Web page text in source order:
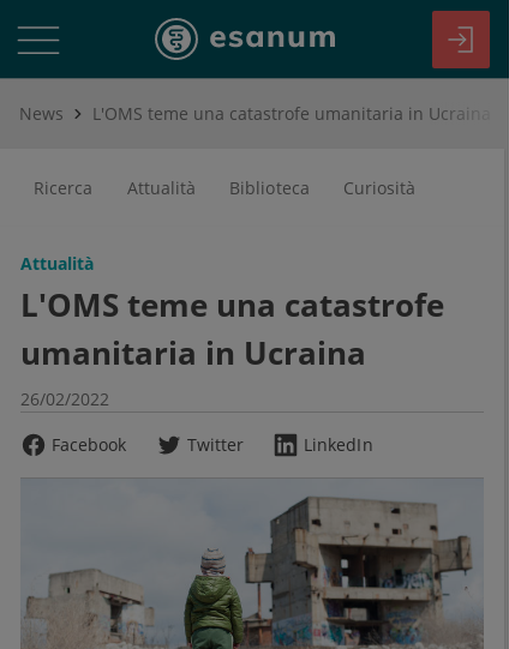
News L'OMS teme una catastrofe umanitaria in Ucraina
Ricerca Attualità Biblioteca Curiosità
Attualità
L'OMS teme una catastrofe
umanitaria in Ucraina
26/02/2022
Facebook
Twitter LinkedIn